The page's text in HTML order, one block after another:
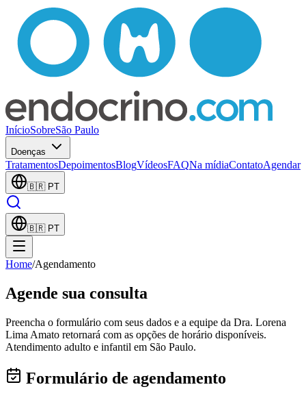
InícioSobreSão Paulo
Doenças
TratamentosDepoimentosBlogVídeosFAQNa mídiaContatoAgendar
🇧🇷 PT
🇧🇷 PT
Home/Agendamento
Agende sua consulta
Preencha o formulário com seus dados e a equipe da Dra. Lorena
Lima Amato retornará com as opções de horário disponíveis.
Atendimento adulto e infantil em São Paulo.
Formulário de agendamento